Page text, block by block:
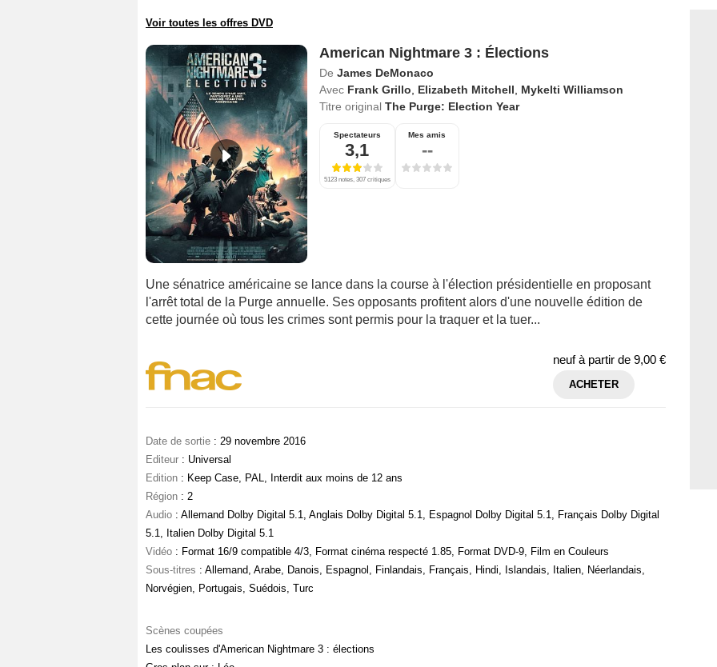
Voir toutes les offres DVD
American Nightmare 3 : Élections
De James DeMonaco
Avec Frank Grillo Elizabeth Mitchell
Mykelti Williamson
Titre original The Purge: Election Year
Spectateurs
3,1
5123 notes, 307 critiques
Mes amis
--
Une sénatrice américaine se lance dans la course à l'élection présidentielle en proposant
l'arrêt total de la Purge annuelle. Ses opposants profitent alors d'une nouvelle édition de
cette journée où tous les crimes sont permis pour la traquer et la tuer...
neuf à partir de 9,00 €
ACHETER
Date de sortie : 29 novembre 2016
Editeur : Universal
Edition : Keep Case, PAL, Interdit aux moins de 12 ans
Région : 2
Audio : Allemand Dolby Digital 5.1, Anglais Dolby Digital 5.1, Espagnol Dolby Digital 5.1, Français Dolby Digital
5.1, Italien Dolby Digital 5.1
Vidéo : Format 16/9 compatible 4/3, Format cinéma respecté 1.85, Format DVD-9, Film en Couleurs
Sous-titres : Allemand, Arabe, Danois, Espagnol, Finlandais, Français, Hindi, Islandais, Italien, Néerlandais,
Norvégien, Portugais, Suédois, Turc
Scènes coupées
Les coulisses d'American Nightmare 3 : élections